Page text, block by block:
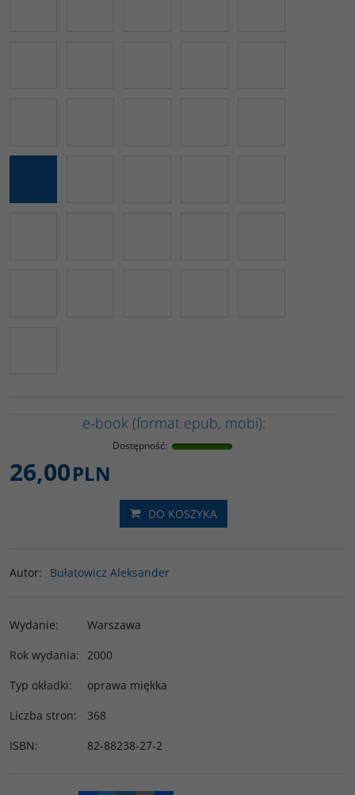
e-book (format epub, mobi):
Dostępność:
26,00PLN
DO KOSZYKA
Autor: Bułatowicz Aleksander
Wydanie:
Warszawa
Rok wydania: 2000
Typ okładki:
oprawa miękka
Liczba stron:
368
ISBN: 82-88238-27-2